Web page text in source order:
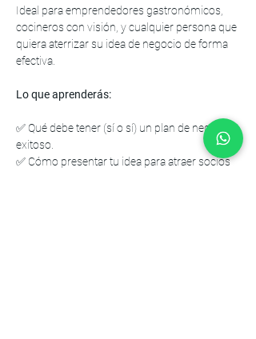
Ideal para emprendedores gastronómicos,
cocineros con visión, y cualquier persona que
quiera aterrizar su idea de negocio de forma
efectiva.
Lo que aprenderás:
✅ Qué debe tener (sí o sí) un plan de negocio
exitoso.
✅ Cómo presentar tu idea para atraer socios